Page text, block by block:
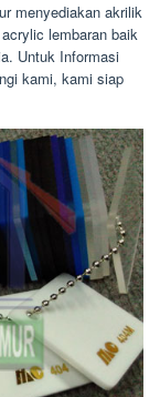
menyediakan akrilik
lembaran baik
Untuk Informasi
kami, kami siap